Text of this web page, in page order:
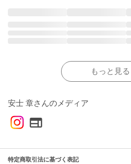
もっと見る
安士 章さんのメディア
特定商取引法に基づく表記